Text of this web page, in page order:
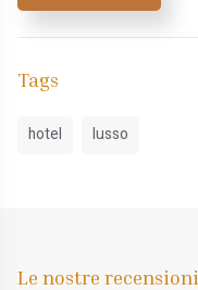
Tags
hotel lusso
Le nostre recensioni